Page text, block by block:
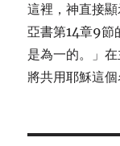
這裡，神直接
亞書第14章9節
是為一的。」
將共用耶穌這個